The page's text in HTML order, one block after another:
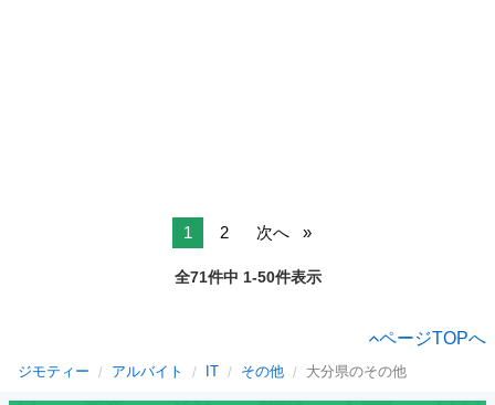
1 2 次へ
全71件中 1-50件表示
ページTOPへ
ジモティー アルバイト IT その他 大分県のその他